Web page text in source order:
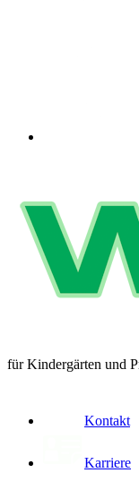
für Kindergärten und
Kontakt
Karriere